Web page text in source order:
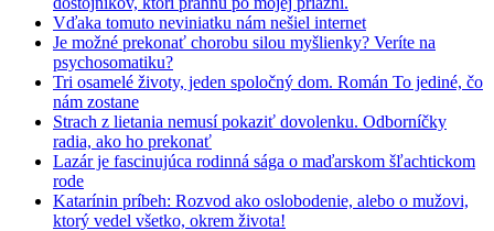
Vďaka tomuto neviniatku nám nešiel internet
Je možné prekonať chorobu silou myšlienky? Veríte na
psychosomatiku?
Tri osamelé životy, jeden spoločný dom. Román To jediné, čo
nám zostane
Strach z lietania nemusí pokaziť dovolenku. Odborníčky
radia, ako ho prekonať
Lazár je fascinujúca rodinná sága o maďarskom šľachtickom
rode
Katarínin príbeh: Rozvod ako oslobodenie, alebo o mužovi,
ktorý vedel všetko, okrem života!